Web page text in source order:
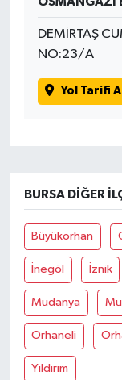
DEMİRTAŞ
NO:23/A
Yol Tarifi Al
BURSA DIĞER
Büyükorhan
İnegöl İznik
Mudanya
Orhaneli
Yıldırım